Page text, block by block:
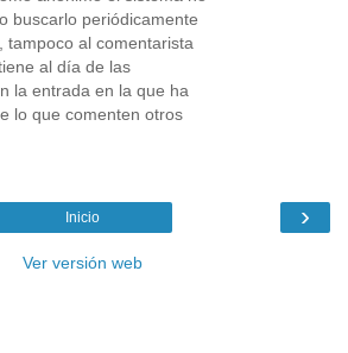
buscarlo periódicamente
tampoco al comentarista
al día de las
la entrada en la que ha
lo que comenten otros
›
Inicio
Ver versión web